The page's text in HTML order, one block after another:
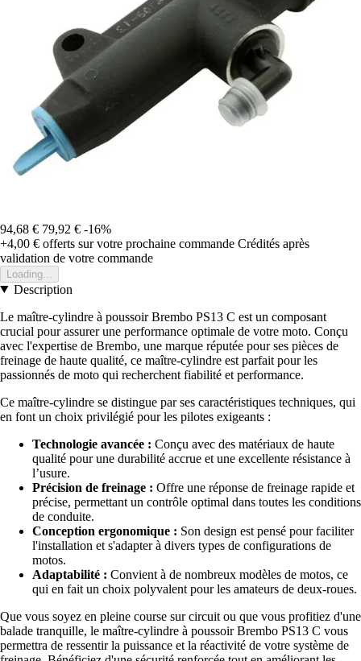
94,68 € 79,92 € -16%
+4,00 € offerts sur votre prochaine commande Crédités après
validation de votre commande
Loading...
Description
Le maître-cylindre à poussoir Brembo PS13 C est un composant
crucial pour assurer une performance optimale de votre moto. Conçu
avec l'expertise de Brembo, une marque réputée pour ses pièces de
freinage de haute qualité, ce maître-cylindre est parfait pour les
passionnés de moto qui recherchent fiabilité et performance.
Ce maître-cylindre se distingue par ses caractéristiques techniques, qui
en font un choix privilégié pour les pilotes exigeants :
Technologie avancée : Conçu avec des matériaux de haute
qualité pour une durabilité accrue et une excellente résistance à
l’usure.
Précision de freinage : Offre une réponse de freinage rapide et
précise, permettant un contrôle optimal dans toutes les conditions
de conduite.
Conception ergonomique : Son design est pensé pour faciliter
l'installation et s'adapter à divers types de configurations de
motos.
Adaptabilité : Convient à de nombreux modèles de motos, ce
qui en fait un choix polyvalent pour les amateurs de deux-roues.
Que vous soyez en pleine course sur circuit ou que vous profitiez d'une
balade tranquille, le maître-cylindre à poussoir Brembo PS13 C vous
permettra de ressentir la puissance et la réactivité de votre système de